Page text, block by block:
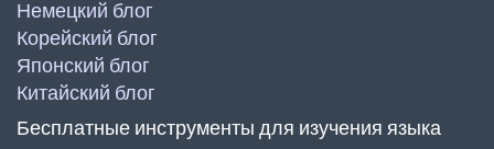
Немецкий блог
Корейский блог
Японский блог
Китайский блог
Бесплатные инструменты для изучения языка